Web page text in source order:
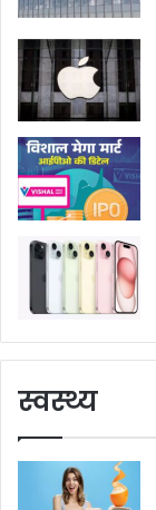
स्वस्थ्य